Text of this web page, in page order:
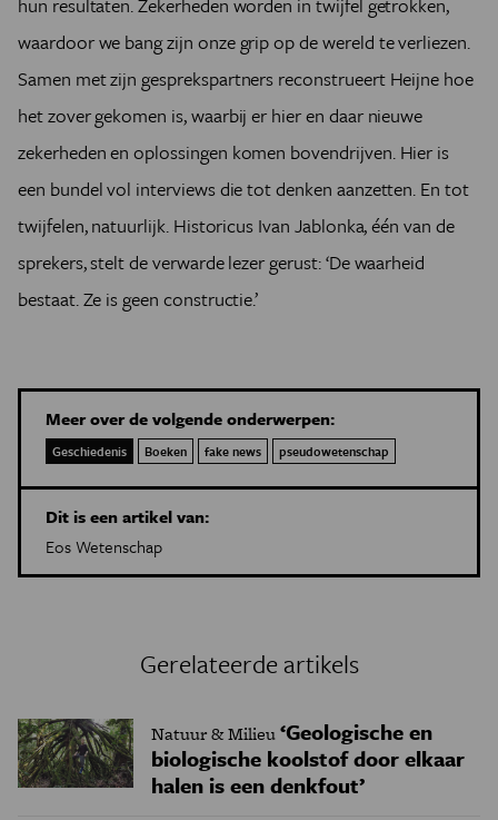
waardoor we bang zijn onze grip op de wereld te verliezen.
Samen met zijn gesprekspartners reconstrueert Heijne hoe
het zover gekomen is, waarbij er hier en daar nieuwe
zekerheden en oplossingen komen bovendrijven. Hier is
een bundel vol interviews die tot denken aanzetten. En tot
twijfelen, natuurlijk. Historicus Ivan Jablonka, één van de
sprekers, stelt de verwarde lezer gerust: ‘De waarheid
bestaat. Ze is geen constructie.’
Meer over de volgende onderwerpen:
Geschiedenis Boeken fake news pseudowetenschap
Dit is een artikel van:
Eos Wetenschap
Gerelateerde artikels
Natuur & Milieu‘Geologische en
biologische koolstof door elkaar
halen is een denkfout’